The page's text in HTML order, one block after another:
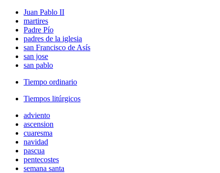
Juan Pablo II
martires
Padre Pío
padres de la iglesia
san Francisco de Asís
san jose
san pablo
Tiempo ordinario
Tiempos litúrgicos
adviento
ascension
cuaresma
navidad
pascua
pentecostes
semana santa